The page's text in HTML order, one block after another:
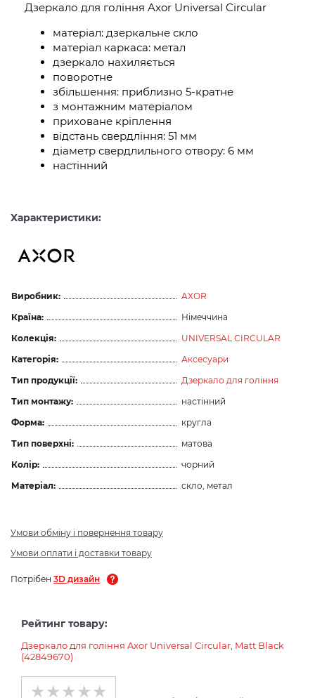
Дзеркало для гоління Axor Universal Circular
матеріал: дзеркальне скло
матеріал каркаса: метал
дзеркало нахиляється
поворотне
збільшення: приблизно 5-кратне
з монтажним матеріалом
приховане кріплення
відстань свердління: 51 мм
діаметр свердлильного отвору: 6 мм
настінний
Характеристики:
Виробник:
AXOR
Країна:
Німеччина
Колекція:
UNIVERSAL CIRCULAR
Категорія:
Аксесуари
Тип продукції:
Дзеркало для гоління
Тип монтажу:
настінний
Форма:
кругла
Тип поверхні:
матова
Колір:
чорний
Матеріал:
скло, метал
Умови обміну і повернення товару
Умови оплати і доставки товару
Потрібен 3D дизайн
Рейтинг товару:
Дзеркало для гоління Axor Universal Circular, Matt Black
(42849670)